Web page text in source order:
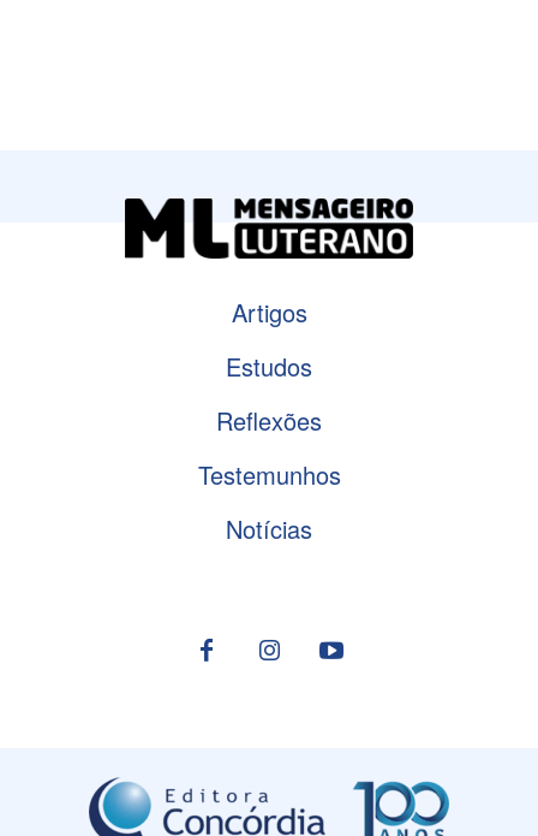
Artigos
Estudos
Reflexões
Testemunhos
Notícias